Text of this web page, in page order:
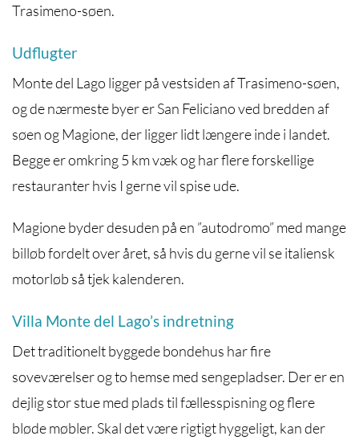
Trasimeno-søen.
Udflugter
Monte del Lago ligger på vestsiden af Trasimeno-søen,
og de nærmeste byer er San Feliciano ved bredden af
søen og Magione, der ligger lidt længere inde i landet.
Begge er omkring 5 km væk og har flere forskellige
restauranter hvis I gerne vil spise ude.
Magione byder desuden på en ”autodromo” med mange
billøb fordelt over året, så hvis du gerne vil se italiensk
motorløb så tjek kalenderen.
Villa Monte del Lago’s indretning
Det traditionelt byggede bondehus har fire
soveværelser og to hemse med sengepladser. Der er en
dejlig stor stue med plads til fællesspisning og flere
bløde møbler. Skal det være rigtigt hyggeligt, kan der